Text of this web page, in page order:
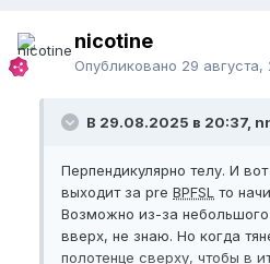
nicotine
Опубликовано 29 августа,
В 29.08.2025 в 20:37,
Перпендикулярно телу. И
выходит за pre BPFSL то
Возможно из-за
вверх, не знаю. Но когда
полотенце сверху, чтобы в